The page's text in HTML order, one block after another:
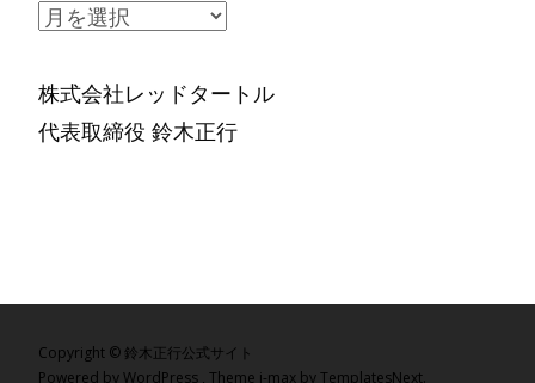
ア
カ
イ
株式会社レッドタートル
代表取締役 鈴木正行
Copyright © 鈴木正行公式サイト
Powered by WordPress , Theme i-max by TemplatesNext.